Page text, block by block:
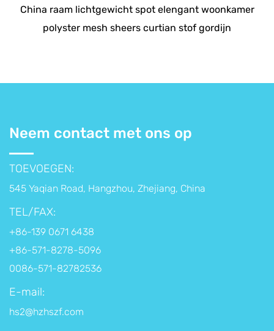
China raam lichtgewicht spot elengant woonkamer
polyster mesh sheers curtian stof gordijn
Neem contact met ons op
TOEVOEGEN:
545 Yaqian Road, Hangzhou, Zhejiang, China
TEL/FAX:
+86-139 0671 6438
+86-571-8278-5096
0086-571-82782536
E-mail:
hs2@hzhszf.com